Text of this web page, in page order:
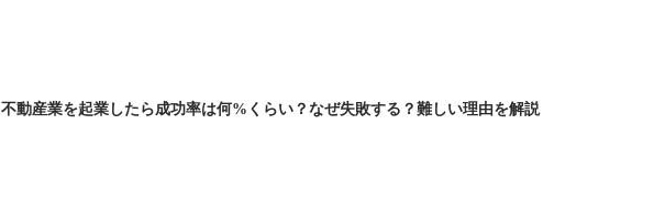
不動産業を起業したら成功率は何%くらい？なぜ失敗する？難しい理由を解説